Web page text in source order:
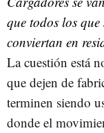
que todos los
conviertan en
La cuestión está
que dejen de
terminen siendo
donde el